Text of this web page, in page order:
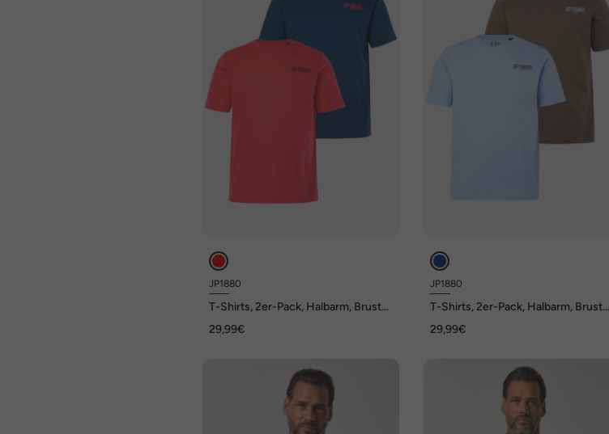
JP1880
T-Shirts, 2er-Pack, Halbarm, Brust-
29,99€
JP1880
T-Shirts, 2er-Pack, Halbarm, Brust-
29,99€